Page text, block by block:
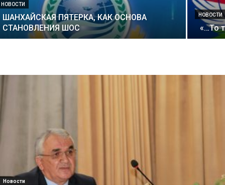
НОВОСТИ
ШАНХАЙСКАЯ ПЯТЕРКА, КАК ОСНОВА
СТАНОВЛЕНИЯ ШОС
НОВОСТИ
«…То
Новости